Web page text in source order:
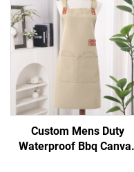
Custom Mens Duty
Waterproof Bbq